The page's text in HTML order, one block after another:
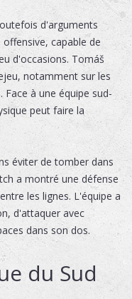
d'arguments
capable de
d'occasions. Tomáš
notamment sur les
à une équipe sud-
peut faire la
éviter de tomber dans
a montré une défense
les lignes. L'équipe a
d'attaquer avec
dans son dos.
du Sud